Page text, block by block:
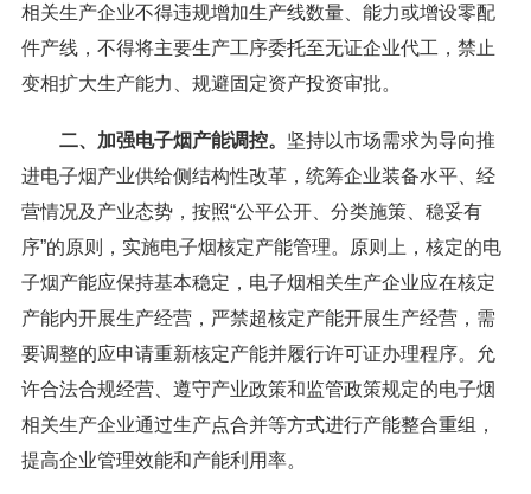
相关生产企业不得违规增加生产线数量、能力或增设零配
件产线，不得将主要生产工序委托至无证企业代工，禁止
变相扩大生产能力、规避固定资产投资审批。
二、加强电子烟产能调控。 坚持以市场需求为导向推
进电子烟产业供给侧结构性改革，统筹企业装备水平、经
营情况及产业态势，按照“公平公开、分类施策、稳妥有
序”的原则，实施电子烟核定产能管理。原则上，核定的电
子烟产能应保持基本稳定，电子烟相关生产企业应在核定
产能内开展生产经营，严禁超核定产能开展生产经营，需
要调整的应申请重新核定产能并履行许可证办理程序。允
许合法合规经营、遵守产业政策和监管政策规定的电子烟
相关生产企业通过生产点合并等方式进行产能整合重组，
提高企业管理效能和产能利用率。